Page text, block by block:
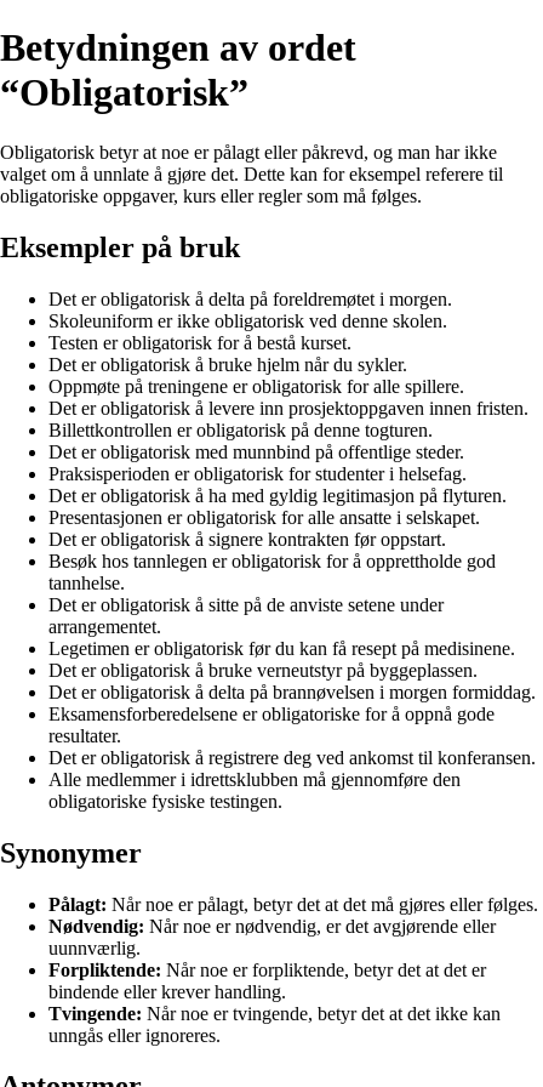
Betydningen av ordet
“Obligatorisk”
Obligatorisk betyr at noe er pålagt eller påkrevd, og man har ikke
valget om å unnlate å gjøre det. Dette kan for eksempel referere til
obligatoriske oppgaver, kurs eller regler som må følges.
Eksempler på bruk
Det er obligatorisk å delta på foreldremøtet i morgen.
Skoleuniform er ikke obligatorisk ved denne skolen.
Testen er obligatorisk for å bestå kurset.
Det er obligatorisk å bruke hjelm når du sykler.
Oppmøte på treningene er obligatorisk for alle spillere.
Det er obligatorisk å levere inn prosjektoppgaven innen fristen.
Billettkontrollen er obligatorisk på denne togturen.
Det er obligatorisk med munnbind på offentlige steder.
Praksisperioden er obligatorisk for studenter i helsefag.
Det er obligatorisk å ha med gyldig legitimasjon på flyturen.
Presentasjonen er obligatorisk for alle ansatte i selskapet.
Det er obligatorisk å signere kontrakten før oppstart.
Besøk hos tannlegen er obligatorisk for å opprettholde god
tannhelse.
Det er obligatorisk å sitte på de anviste setene under
arrangementet.
Legetimen er obligatorisk før du kan få resept på medisinene.
Det er obligatorisk å bruke verneutstyr på byggeplassen.
Det er obligatorisk å delta på brannøvelsen i morgen formiddag.
Eksamensforberedelsene er obligatoriske for å oppnå gode
resultater.
Det er obligatorisk å registrere deg ved ankomst til konferansen.
Alle medlemmer i idrettsklubben må gjennomføre den
obligatoriske fysiske testingen.
Synonymer
Pålagt: Når noe er pålagt, betyr det at det må gjøres eller følges.
Nødvendig: Når noe er nødvendig, er det avgjørende eller
uunnværlig.
Forpliktende: Når noe er forpliktende, betyr det at det er
bindende eller krever handling.
Tvingende: Når noe er tvingende, betyr det at det ikke kan
unngås eller ignoreres.